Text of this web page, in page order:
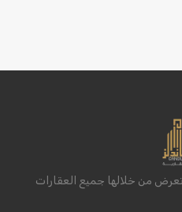
من خلالها جميع العقارات